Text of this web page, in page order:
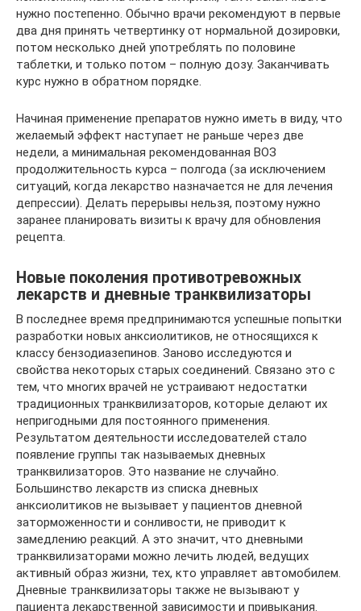
нужно постепенно. Обычно врачи рекомендуют в первые
два дня принять четвертинку от нормальной дозировки,
потом несколько дней употреблять по половине
таблетки, и только потом – полную дозу. Заканчивать
курс нужно в обратном порядке.
Начиная применение препаратов нужно иметь в виду, что
желаемый эффект наступает не раньше через две
недели, а минимальная рекомендованная ВОЗ
продолжительность курса – полгода (за исключением
ситуаций, когда лекарство назначается не для лечения
депрессии). Делать перерывы нельзя, поэтому нужно
заранее планировать визиты к врачу для обновления
рецепта.
Новые поколения противотревожных
лекарств и дневные транквилизаторы
В последнее время предпринимаются успешные попытки
разработки новых анксиолитиков, не относящихся к
классу бензодиазепинов. Заново исследуются и
свойства некоторых старых соединений. Связано это с
тем, что многих врачей не устраивают недостатки
традиционных транквилизаторов, которые делают их
непригодными для постоянного применения.
Результатом деятельности исследователей стало
появление группы так называемых дневных
транквилизаторов. Это название не случайно.
Большинство лекарств из списка дневных
анксиолитиков не вызывает у пациентов дневной
заторможенности и сонливости, не приводит к
замедлению реакций. А это значит, что дневными
транквилизаторами можно лечить людей, ведущих
активный образ жизни, тех, кто управляет автомобилем.
Дневные транквилизаторы также не вызывают у
пациента лекарственной зависимости и привыкания.